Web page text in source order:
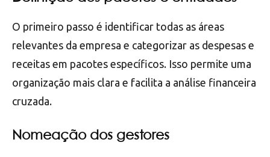
O primeiro passo é identificar todas as áreas
relevantes da empresa e categorizar as despesas e
receitas em pacotes específicos. Isso permite uma
organização mais clara e facilita a análise financeira
cruzada.
Nomeação dos gestores